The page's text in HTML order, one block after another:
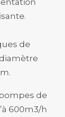
de
de
600m3/h